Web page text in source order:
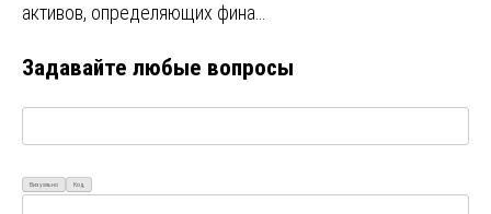
активов, определяющих фина…
Задавайте любые вопросы
Визуально Код